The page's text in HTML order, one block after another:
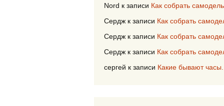
Nord к записи Как собрать
Сердж к записи Как собрать
Сердж к записи Как собрать
Сердж к записи Как собрать
сергей к записи Какие бывают